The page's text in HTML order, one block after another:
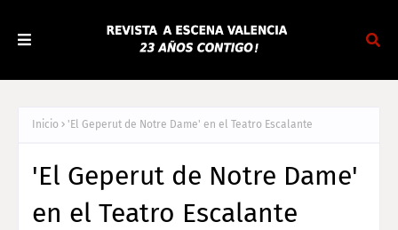
Inicio 'El Geperut de Notre Dame' en el Teatro Escalante
'El Geperut de Notre Dame'
en el Teatro Escalante